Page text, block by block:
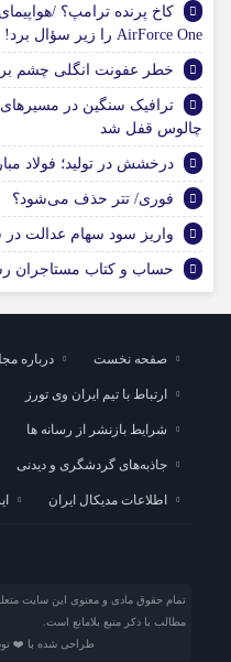
AirForce One را زیر سؤال برد!
خطر عفونت انگلی چشم
ترافیک سنگین در
چالوس قفل شد
درخشش در تولید؛ فولاد
فوری/ تتر حذف می‌شود؟
واریز سود سهام عدالت در
حساب و کتاب مستاجران
صفحه نخست درباره
ارتباط با تیم ایران وی تورز
شرایط بازنشر از رسانه ها
جاذبه‌های گردشگری و دیدنی
اطلاعات مدیکال ایران
تمام حقوق مادی و معنوی این سایت
مطالب با ذکر منبع بلامانع است.
طراحی شده با ❤️